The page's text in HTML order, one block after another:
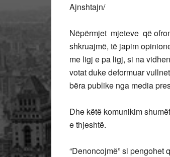
Ajnshtajn/
Nëpërmjet mjeteve që
shkruajmë, të japim
me ligj e pa ligj, si na
votat duke deformuar
bëra publike nga media
Dhe këtë komunikim
e thjeshtë.
“Denoncojmë” si